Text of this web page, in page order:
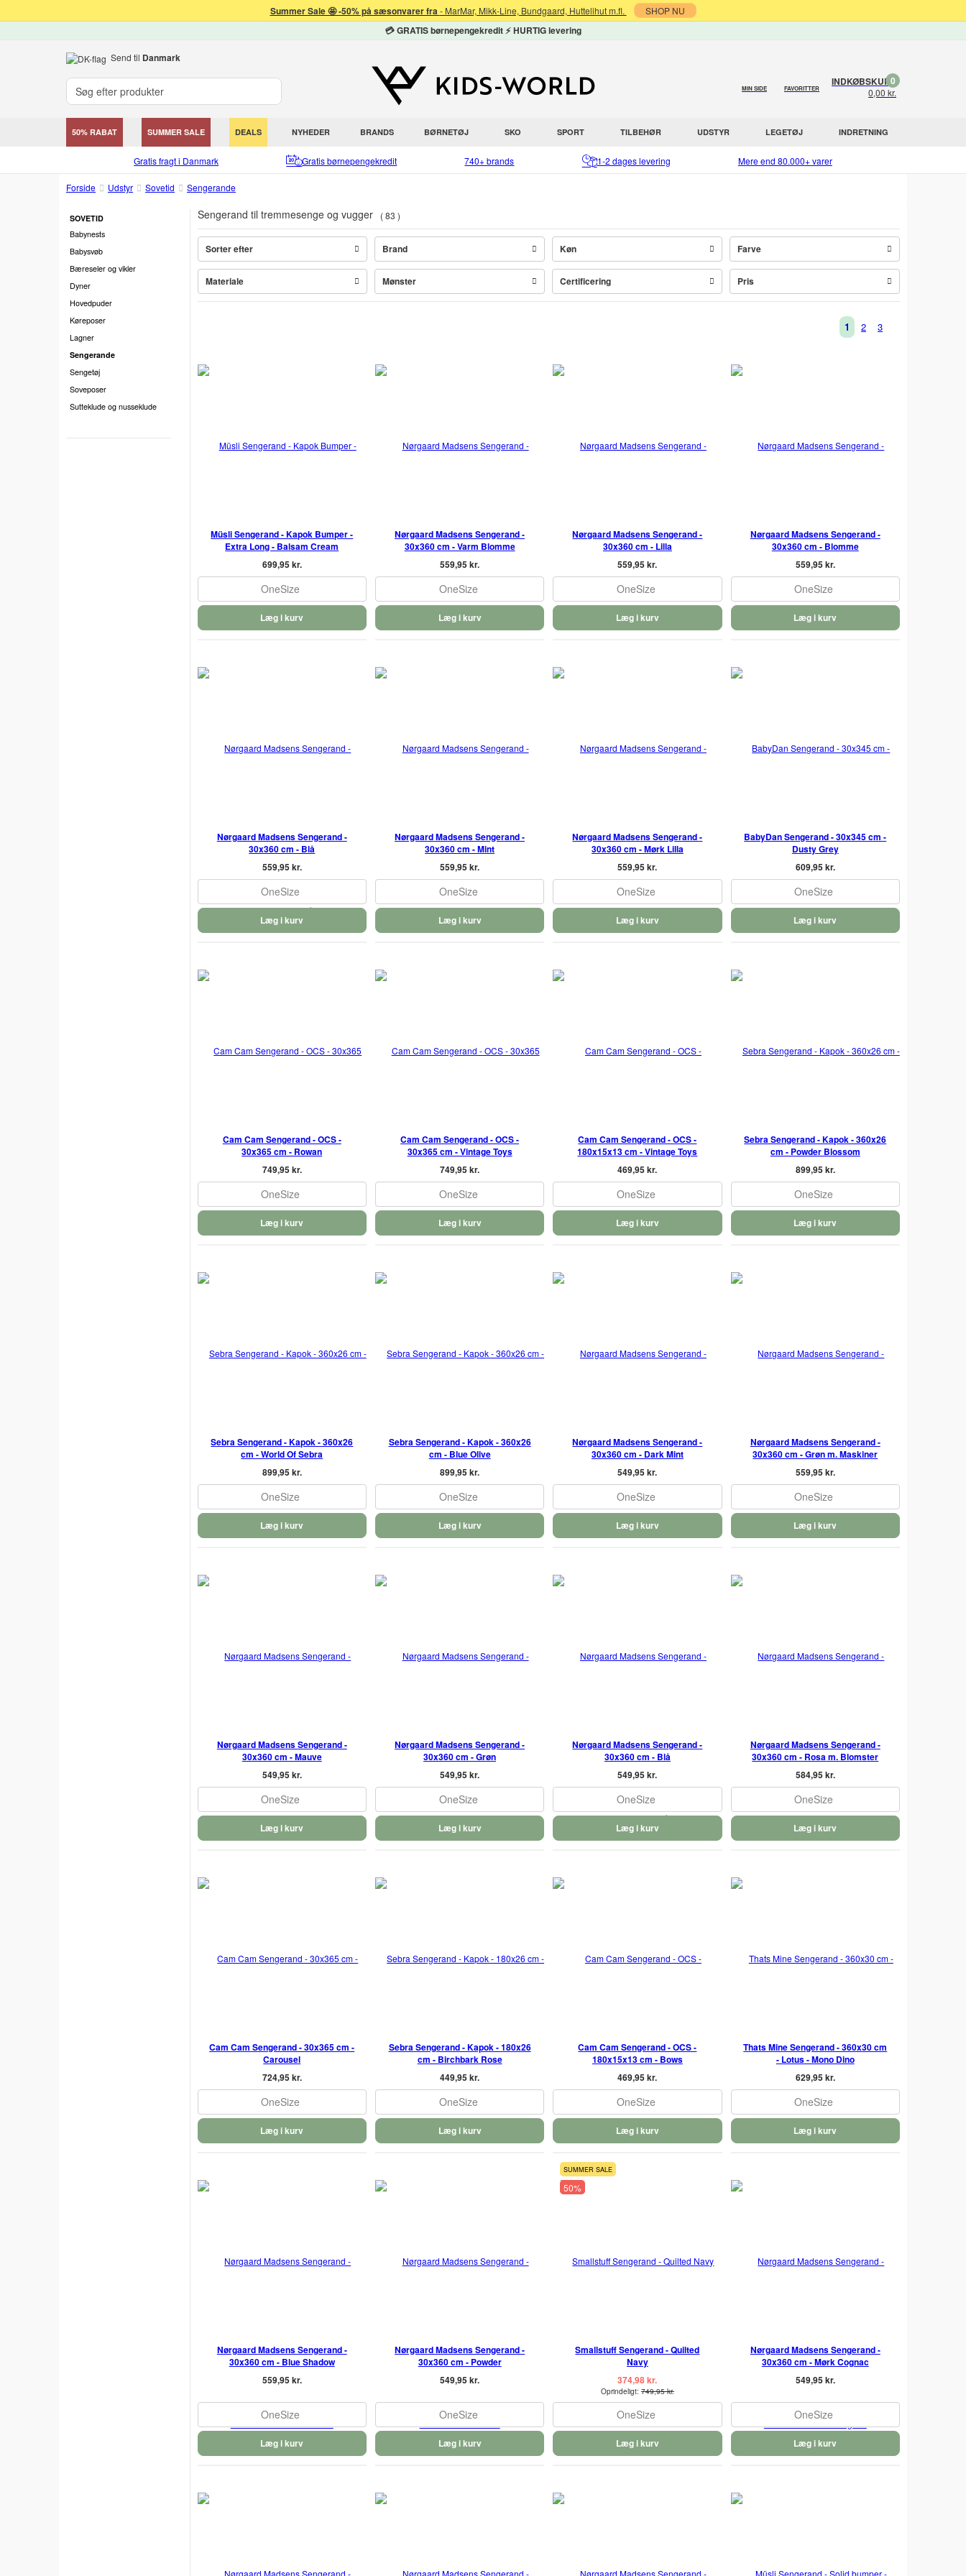
Summer Sale 🤩 -50% på sæsonvarer fra- MarMar, Mikk-Line, Bundgaard, Huttelihut m.fl. SHOP NU
💳 GRATIS børnepengekredit ⚡ HURTIG levering
Send til Danmark
MIN SIDE FAVORITTER
INDKØBSKURV
0,00 kr.
0
50% RABAT SUMMER SALE DEALS NYHEDER BRANDS BØRNETØJ SKO SPORT TILBEHØR UDSTYR LEGETØJ INDRETNING
Gratis fragt i Danmark Gratis børnepengekredit 740+ brands 1-2 dages levering Mere end 80.000+ varer
Forside Udstyr Sovetid Sengerande
SOVETID
Babynests
Babysvøb
Bæreseler og vikler
Dyner
Hovedpuder
Køreposer
Lagner
Sengerande
Sengetøj
Soveposer
Sutteklude og nusseklude
Sengerand til tremmesenge og vugger 83
Sorter efter Brand Køn Farve
Materiale Mønster Certificering Pris
1 2 3
Müsli Sengerand - Kapok Bumper -
Extra Long - Balsam Cream
699,95 kr.
OneSize
Læg i kurv
Nørgaard Madsens Sengerand -
30x360 cm - Varm Blomme
559,95 kr.
OneSize
Læg i kurv
Nørgaard Madsens Sengerand -
30x360 cm - Lilla
559,95 kr.
OneSize
Læg i kurv
Nørgaard Madsens Sengerand -
30x360 cm - Blomme
559,95 kr.
OneSize
Læg i kurv
Nørgaard Madsens Sengerand -
30x360 cm - Blå
559,95 kr.
OneSize
Læg i kurv
Nørgaard Madsens Sengerand -
30x360 cm - Mint
559,95 kr.
OneSize
Læg i kurv
Nørgaard Madsens Sengerand -
30x360 cm - Mørk Lilla
559,95 kr.
OneSize
Læg i kurv
BabyDan Sengerand - 30x345 cm -
Dusty Grey
609,95 kr.
OneSize
Læg i kurv
Cam Cam Sengerand - OCS -
30x365 cm - Rowan
749,95 kr.
OneSize
Læg i kurv
Cam Cam Sengerand - OCS -
30x365 cm - Vintage Toys
749,95 kr.
OneSize
Læg i kurv
Cam Cam Sengerand - OCS -
180x15x13 cm - Vintage Toys
469,95 kr.
OneSize
Læg i kurv
Sebra Sengerand - Kapok - 360x26
cm - Powder Blossom
899,95 kr.
OneSize
Læg i kurv
Sebra Sengerand - Kapok - 360x26
cm - World Of Sebra
899,95 kr.
OneSize
Læg i kurv
Sebra Sengerand - Kapok - 360x26
cm - Blue Olive
899,95 kr.
OneSize
Læg i kurv
Nørgaard Madsens Sengerand -
30x360 cm - Dark Mint
549,95 kr.
OneSize
Læg i kurv
Nørgaard Madsens Sengerand -
30x360 cm - Grøn m. Maskiner
559,95 kr.
OneSize
Læg i kurv
Nørgaard Madsens Sengerand -
30x360 cm - Mauve
549,95 kr.
OneSize
Læg i kurv
Nørgaard Madsens Sengerand -
30x360 cm - Grøn
549,95 kr.
OneSize
Læg i kurv
Nørgaard Madsens Sengerand -
30x360 cm - Blå
549,95 kr.
OneSize
Læg i kurv
Nørgaard Madsens Sengerand -
30x360 cm - Rosa m. Blomster
584,95 kr.
OneSize
Læg i kurv
Cam Cam Sengerand - 30x365 cm -
Carousel
724,95 kr.
OneSize
Læg i kurv
Sebra Sengerand - Kapok - 180x26
cm - Birchbark Rose
449,95 kr.
OneSize
Læg i kurv
Cam Cam Sengerand - OCS -
180x15x13 cm - Bows
469,95 kr.
OneSize
Læg i kurv
Thats Mine Sengerand - 360x30 cm
- Lotus - Mono Dino
629,95 kr.
OneSize
Læg i kurv
Nørgaard Madsens Sengerand -
30x360 cm - Blue Shadow
559,95 kr.
OneSize
Læg i kurv
Nørgaard Madsens Sengerand -
30x360 cm - Powder
549,95 kr.
OneSize
Læg i kurv
SUMMER SALE
50%
Smallstuff Sengerand - Quilted
Navy
374,98 kr.
Oprindeligt: 749,95 kr.
OneSize
Læg i kurv
Nørgaard Madsens Sengerand -
30x360 cm - Mørk Cognac
549,95 kr.
OneSize
Læg i kurv